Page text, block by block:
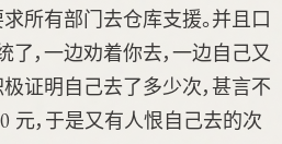
所有部门去仓库支援。并且口
，一边劝着你去，一边自己又
证明自己去了多少次，甚言不
元，于是又有人恨自己去的次